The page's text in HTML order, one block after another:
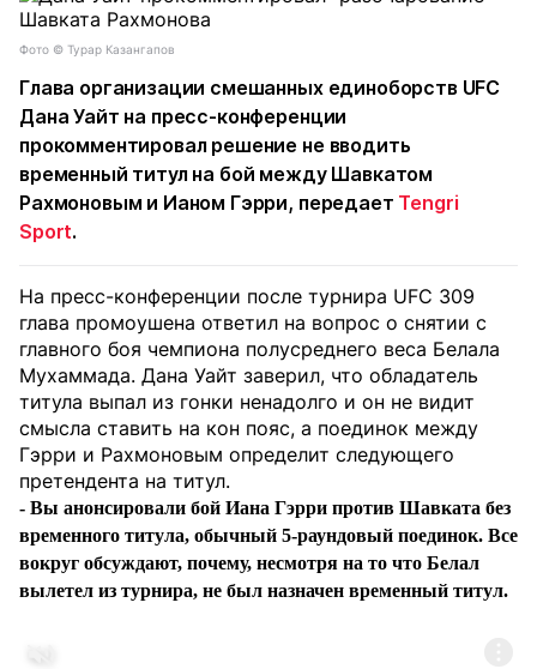
Фото ©️ Турар Казангапов
Глава организации смешанных единоборств UFС
Дана Уайт на пресс-конференции
прокомментировал решение не вводить
временный титул на бой между Шавкатом
Рахмоновым и Ианом Гэрри, передает Tengri
Sport.
На пресс-конференции после турнира UFC 309
глава промоушена ответил на вопрос о снятии с
главного боя чемпиона полусреднего веса Белала
Мухаммада. Дана Уайт заверил, что обладатель
титула выпал из гонки ненадолго и он не видит
смысла ставить на кон пояс, а поединок между
Гэрри и Рахмоновым определит следующего
претендента на титул.
- Вы анонсировали бой Иана Гэрри против Шавката без
временного титула, обычный 5-раундовый поединок. Все
вокруг обсуждают, почему, несмотря на то что Белал
вылетел из турнира, не был назначен временный титул.